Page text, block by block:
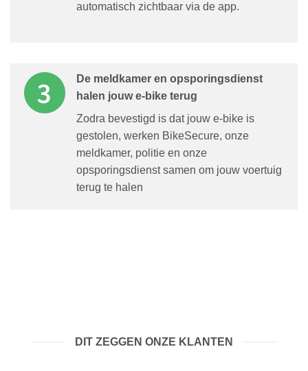
automatisch zichtbaar via de app.
De meldkamer en opsporingsdienst
halen jouw e-bike terug
Zodra bevestigd is dat jouw e-bike is
gestolen, werken BikeSecure, onze
meldkamer, politie en onze
opsporingsdienst samen om jouw voertuig
terug te halen
DIT ZEGGEN ONZE KLANTEN